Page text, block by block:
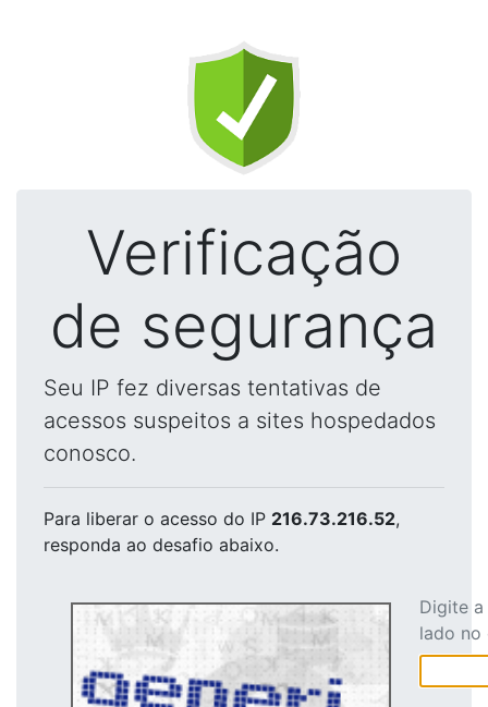
Verificação
de segurança
Seu IP fez diversas tentativas de
acessos suspeitos a sites hospedados
conosco.
Para liberar o acesso do IP 216.73.216.52,
responda ao desafio abaixo.
Digite
lado no